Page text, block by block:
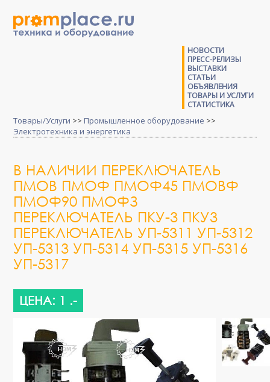
НОВОСТИ
ПРЕСС-РЕЛИЗЫ
ВЫСТАВКИ
СТАТЬИ
ОБЪЯВЛЕНИЯ
ТОВАРЫ И УСЛУГИ
СТАТИСТИКА
Товары/Услуги >> Промышленное оборудование >>
Электротехника и энергетика
В НАЛИЧИИ ПЕРЕКЛЮЧАТЕЛЬ
ПМОВ ПМОФ ПМОФ45 ПМОВФ
ПМОФ90 ПМОФЗ
ПЕРЕКЛЮЧАТЕЛЬ ПКУ-3 ПКУ3
ПЕРЕКЛЮЧАТЕЛЬ УП-5311 УП-5312
УП-5313 УП-5314 УП-5315 УП-5316
УП-5317
ЦЕНА: 1 .-